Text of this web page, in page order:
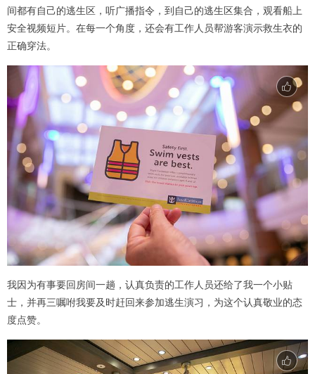
间都有自己的逃生区，听广播指令，到自己的逃生区集合，观看船上
安全视频短片。在每一个角度，还会有工作人员帮游客演示救生衣的
正确穿法。
我因为有事要回房间一趟，认真负责的工作人员还给了我一个小贴
士，并再三嘱咐我要及时赶回来参加逃生演习，为这个认真敬业的态
度点赞。